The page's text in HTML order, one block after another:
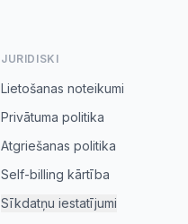
JURIDISKI
Lietošanas noteikumi
Privātuma politika
Atgriešanas politika
Self-billing kārtība
Sīkdatņu iestatījumi